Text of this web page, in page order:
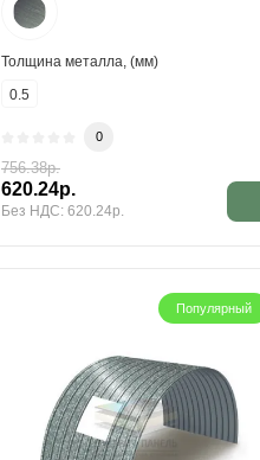
Толщина металла, (мм)
0.5
0
756.38р.
620.24р.
Без НДС: 620.24р.
Популярный